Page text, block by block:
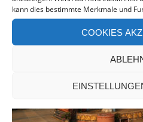
kann dies bestimmte Merkmale und
COOKIES